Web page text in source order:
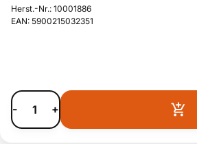
Herst.-Nr.: 10001886
EAN: 5900215032351
- +